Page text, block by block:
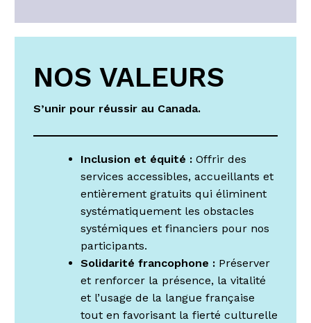
NOS VALEURS
S’unir pour réussir au Canada.
Inclusion et équité :Offrir des
services accessibles, accueillants et
entièrement gratuits qui éliminent
systématiquement les obstacles
systémiques et financiers pour nos
participants.
Solidarité francophone : Préserver
et renforcer la présence, la vitalité
et l’usage de la langue française
tout en favorisant la fierté culturelle